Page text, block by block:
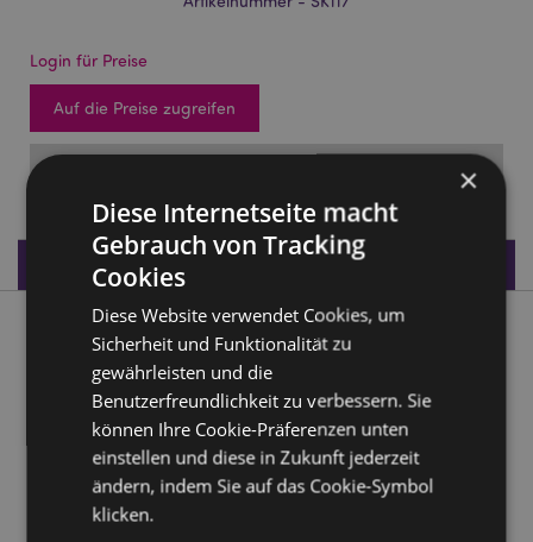
Login für Preise
Auf die Preise zugreifen
FÄLLIG: 03/11/2026
Produktdaten
Produktbeschreibung
Totenkopf Schneekugel in Skeletthand
Material: Resin und Glas
Produkttressourcen:
Möchten Sie mehr über den Einkauf bei Puckator
×
Diese Internetseite macht
Gebrauch von Tracking
Cookies
Diese Website verwendet Cookies, um
Sicherheit und Funktionalität zu
gewährleisten und die
Benutzerfreundlichkeit zu verbessern. Sie
können Ihre Cookie-Präferenzen unten
einstellen und diese in Zukunft jederzeit
ändern, indem Sie auf das Cookie-Symbol
klicken.